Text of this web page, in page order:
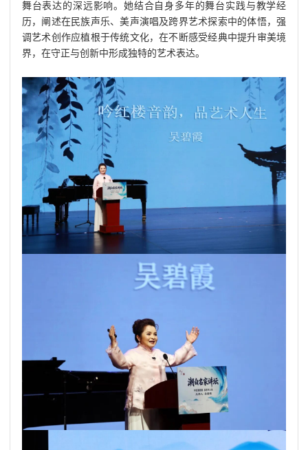
舞台表达的深远影响。她结合自身多年的舞台实践与教学经
历，阐述在民族声乐、美声演唱及跨界艺术探索中的体悟，强
调艺术创作应植根于传统文化，在不断感受经典中提升审美境
界，在守正与创新中形成独特的艺术表达。